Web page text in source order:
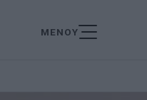
ΜΕΝΟΥ